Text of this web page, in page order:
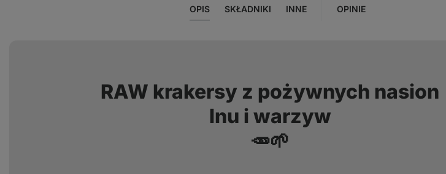
OPIS SKŁADNIKI INNE OPINIE
RAW krakersy z pożywnych nasion
lnu i warzyw
🥕🌱